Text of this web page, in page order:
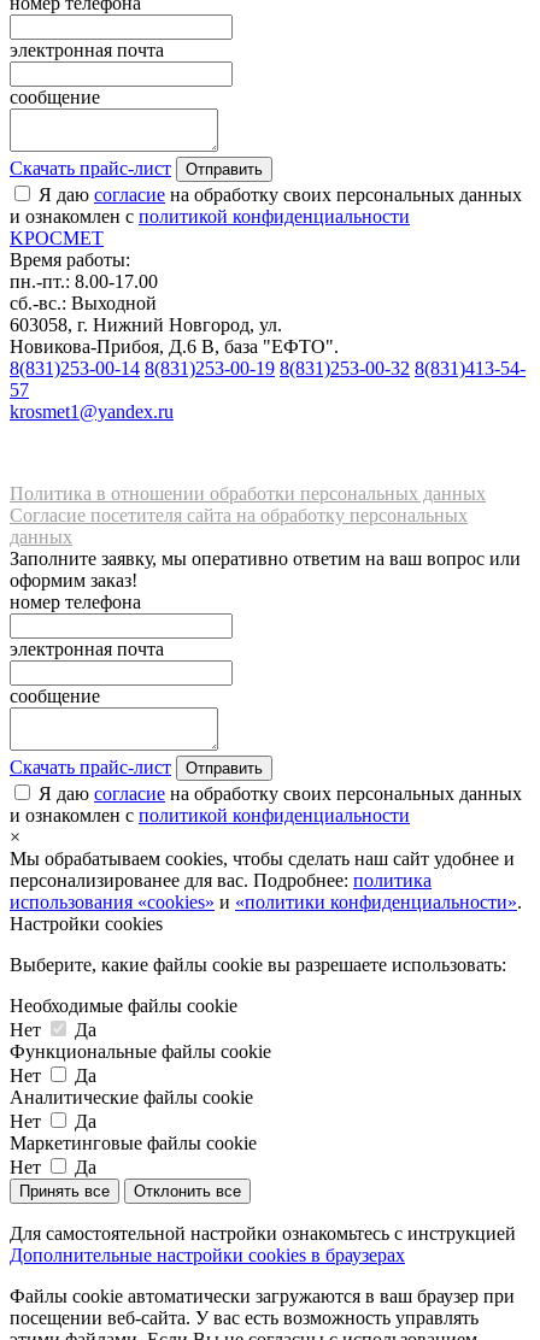
электронная почта
сообщение
Скачать прайс-лист Отправить
Я даю согласие на обработку своих персональных данных
и ознакомлен с политикой конфиденциальности
KРОСМЕТ
Время работы:
пн.-пт.: 8.00-17.00
сб.-вс.: Выходной
603058, г. Нижний Новгород, ул.
Новикова-Прибоя, Д.6 В, база "ЕФТО".
8(831)253-00-14 8(831)253-00-19 8(831)253-00-32 8(831)413-54-
57
krosmet1@yandex.ru
Политика в отношении обработки персональных данных
Согласие посетителя сайта на обработку персональных
данных
Заполните заявку, мы оперативно ответим на ваш вопрос или
оформим заказ!
номер телефона
электронная почта
сообщение
Скачать прайс-лист Отправить
Я даю согласие на обработку своих персональных данных
и ознакомлен с политикой конфиденциальности
×
Мы обрабатываем cookies, чтобы сделать наш сайт удобнее и
персонализированее для вас. Подробнее: политика
использования «cookies» и «политики конфиденциальности».
Настройки cookies
Выберите, какие файлы cookie вы разрешаете использовать:
Необходимые файлы cookie
Нет
Да
Функциональные файлы cookie
Нет
Да
Аналитические файлы cookie
Нет
Да
Маркетинговые файлы cookie
Нет
Да
Принять все Отклонить все
Для самостоятельной настройки ознакомьтесь с инструкцией
Дополнительные настройки cookies в браузерах
Файлы cookie автоматически загружаются в ваш браузер при
посещении веб-сайта. У вас есть возможность управлять